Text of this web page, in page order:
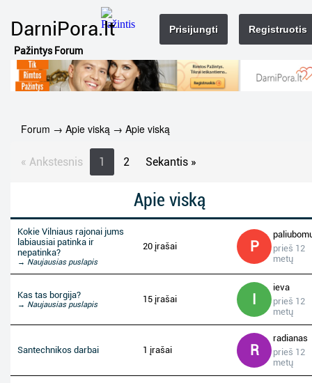
DarniPora.lt
Pažintys Forum
Registruotis
Prisijungti
Forum → Apie viską → Apie viską
« Ankstesnis 1 2 Sekantis »
Apie viską
Kokie Vilniaus rajonai jums
labiausiai patinka ir
nepatinka?
→ Naujausias puslapis
20 įrašai P
prieš 12
metų
Kas tas borgija?
→ Naujausias puslapis
15 įrašai I
ieva
prieš 12
metų
Santechnikos darbai 1 įrašai R
radianas
prieš 12
metų